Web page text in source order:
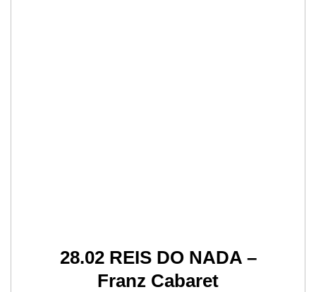
28.02 REIS DO NADA –
Franz Cabaret